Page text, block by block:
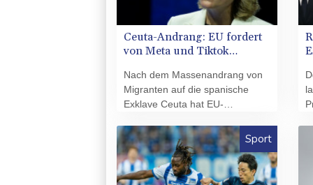
Satellitendaten mit. Dies seien
37 Prozent weniger als in den
zwölf Monaten davor - und der
genauen Erfassung der
Abholzung im Jahr 2016.
Ceuta-Andrang: EU fordert
von Meta und Tiktok
Falschinformationen
Nach dem Massenandrang von
Migranten auf die spanische
Exklave Ceuta hat EU-
Virkkunen von den Konzernen
Meta und Tiktok ein
entschiedeneres Vorgehen
gegen Falschinformationen in
Sport